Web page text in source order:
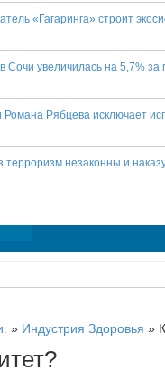
«Гагаринга» строит
Сочи увеличилась на 5,7% за
Рябцева исключает
терроризм незаконны и
» Индустрия Здоровья »